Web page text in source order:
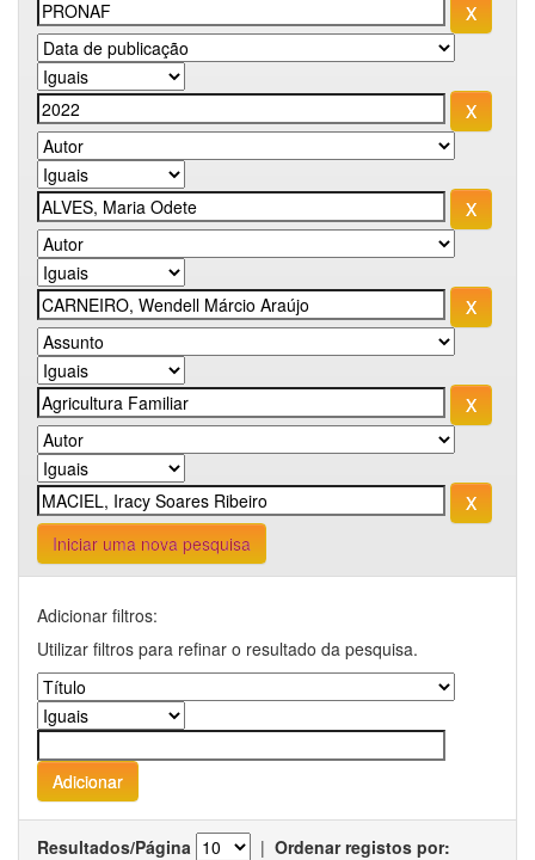
Iniciar uma nova pesquisa
Adicionar filtros:
Utilizar filtros para refinar o resultado da pesquisa.
Resultados/Página | Ordenar registos por: